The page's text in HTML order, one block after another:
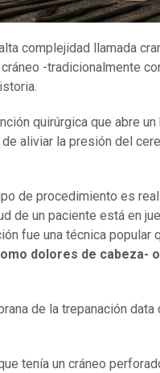
complejidad llamada
-tradicionalmente
quirúrgica que abre
aliviar la presión del
de procedimiento es
de un paciente está en
fue una técnica popular
dolores de cabeza-
de la trepanación
tenía un cráneo